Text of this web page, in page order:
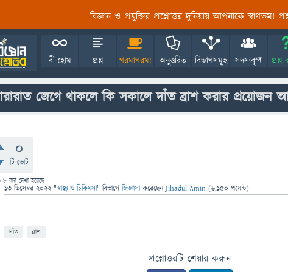
বিজ্ঞান ও প্রযুক্তির প্রশ্নোত্তর দুনিয়ায় আপনাকে স্বাগতম!
বী হোম প্রশ্ন গরমাগরম! অনুত্তরিত বিভাগসমূহ সদস্যবৃন্দ
জেগে থাকলে কি সকালে দাঁত ব্রাশ করার প্রয়োজন
0
টি ভোট
বার দেখা হয়েছে
13 ডিসেম্বর 2022 "স্বাস্থ্য ও চিকিৎসা" বিভাগে জিজ্ঞাসাকরেছেনJihadul Amin (6,150 পয়েন্ট)
দাঁত ব্রাশ
প্রশ্নোত্তরটি শেয়ার করুন